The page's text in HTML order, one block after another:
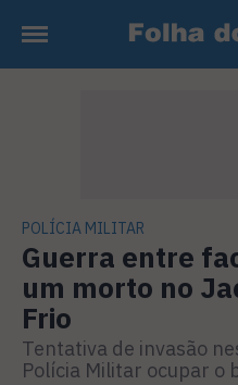
POLÍCIA MILITAR
Guerra entre
um morto no
Frio
Tentativa de invasão
Polícia Militar ocupar o